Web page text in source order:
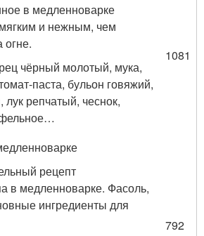
в медленноварке
и нежным, чем
огне.
чёрный молотый, мука,
паста, бульон говяжий,
лук репчатый, чеснок,
1081
рецепт
в медленноварке. Фасоль,
ингредиенты для
792